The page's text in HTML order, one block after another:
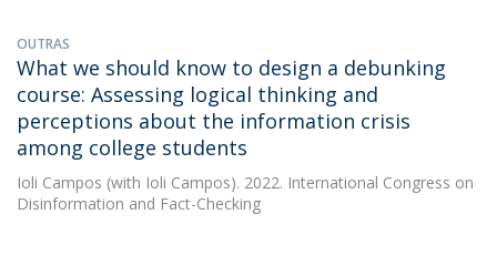
OUTRAS
What we should know to design a debunking
course: Assessing logical thinking and
perceptions about the information crisis
among college students
Ioli Campos (with Ioli Campos). 2022. International Congress on
Disinformation and Fact-Checking